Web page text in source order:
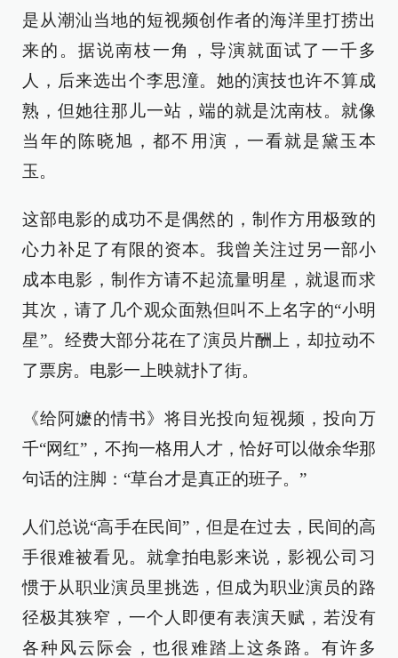
是从潮汕当地的短视频创作者的海洋里打捞出
来的。据说南枝一角，导演就面试了一千多
人，后来选出个李思潼。她的演技也许不算成
熟，但她往那儿一站，端的就是沈南枝。就像
当年的陈晓旭，都不用演，一看就是黛玉本
玉。
这部电影的成功不是偶然的，制作方用极致的
心力补足了有限的资本。我曾关注过另一部小
成本电影，制作方请不起流量明星，就退而求
其次，请了几个观众面熟但叫不上名字的“小明
星”。经费大部分花在了演员片酬上，却拉动不
了票房。电影一上映就扑了街。
《给阿嬷的情书》将目光投向短视频，投向万
千“网红”，不拘一格用人才，恰好可以做余华那
句话的注脚：“草台才是真正的班子。”
人们总说“高手在民间”，但是在过去，民间的高
手很难被看见。就拿拍电影来说，影视公司习
惯于从职业演员里挑选，但成为职业演员的路
径极其狭窄，一个人即便有表演天赋，若没有
各种风云际会，也很难踏上这条路。有许多